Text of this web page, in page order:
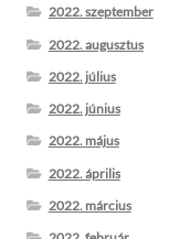
2022. szeptember
2022. augusztus
2022. július
2022. június
2022. május
2022. április
2022. március